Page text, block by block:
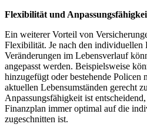
Flexibilität und
Ein weiterer Vorteil von
Flexibilität. Je nach den individuellen
Veränderungen im Lebensverlauf
angepasst werden. Beispielsweise
hinzugefügt oder bestehende Policen
aktuellen Lebensumständen gerecht
Anpassungsfähigkeit ist
Finanzplan immer optimal auf die
zugeschnitten ist.